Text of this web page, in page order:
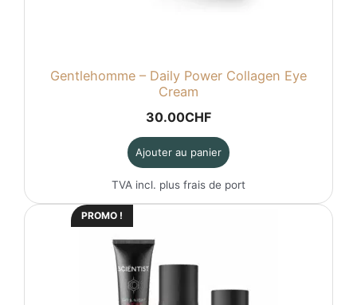
Gentlehomme – Daily Power Collagen Eye
Cream
30.00CHF
Ajouter au panier
TVA incl. plus frais de port
PROMO !